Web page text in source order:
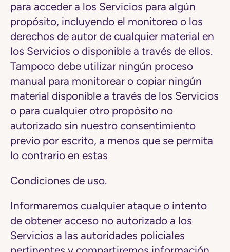
para acceder a los Servicios para algún
propósito, incluyendo el monitoreo o los
derechos de autor de cualquier material en
los Servicios o disponible a través de ellos.
Tampoco debe utilizar ningún proceso
manual para monitorear o copiar ningún
material disponible a través de los Servicios
o para cualquier otro propósito no
autorizado sin nuestro consentimiento
previo por escrito, a menos que se permita
lo contrario en estas
Condiciones de uso.
Informaremos cualquier ataque o intento
de obtener acceso no autorizado a los
Servicios a las autoridades policiales